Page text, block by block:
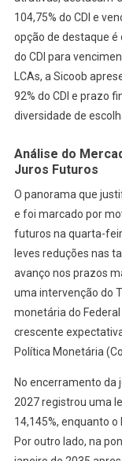
104,75% do CDI e
opção de destaque é
do CDI para
LCAs, a Sicoob
92% do CDI e prazo
diversidade de
Análise do
Juros Futuros
O panorama que
e foi marcado por
futuros na quarta-
leves reduções nas
avanço nos prazos
uma intervenção do
monetária do Federal
crescente
Política Monetária
No encerramento da
2027 registrou uma
14,145%, enquanto o
Por outro lado, na